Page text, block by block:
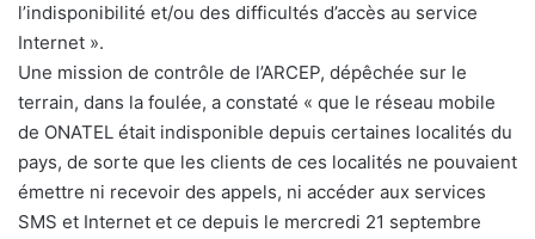
l’indisponibilité et/ou des difficultés d’accès au service
Internet ».
Une mission de contrôle de l’ARCEP, dépêchée sur le
terrain, dans la foulée, a constaté « que le réseau mobile
de ONATEL était indisponible depuis certaines localités du
pays, de sorte que les clients de ces localités ne pouvaient
émettre ni recevoir des appels, ni accéder aux services
SMS et Internet et ce depuis le mercredi 21 septembre